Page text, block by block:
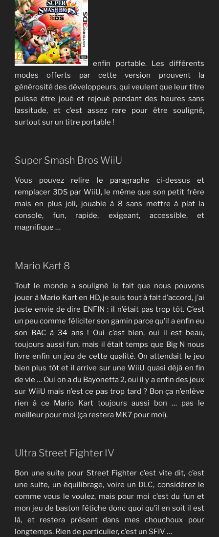
enfin portable. Les différents
modes offerts par cette version prouvent la
générosité des développeurs, qui veulent que leur titre
puisse être joué et rejoué pendant des heures sans
lassitude, et c’est assez rare pour être souligné,
surtout sur un titre portable !
Super Smash Bros WiiU
Vous pouvez relire le paragraphe ci-dessus et
remplacer 3DS par WiiU, le même que son petit frère
mais en plus joli, jouable à 8 sans mettre à plat la
console, fun, rapide, exigeant, accessible, et
magnifique …
Mario Kart 8
Tout le monde a souligné le fait que nous pouvons
jouer à Mario Kart en HD, je suis tout à fait d’accord, j’ai
juste envie de dire ENFIN : il n’était pas trop tôt. C’est
un peu comme féliciter son gamin parce qu’il a enfin eu
son BAC à 34 ans ! Oui c’est bien, oui il est beau,
toujours aussi fun, mais il était temps que Big N nous
livre enfin un jeu de cette qualité. On attendait le jeu
bien plus tôt et il arrive sur une WiiU quasi déjà en fin
de vie … Oui on a du Bayonetta 2, oui il y a enfin des jeux
sur WiiU mais n’est ce pas trop tard ? Bon ça n’enlève
rien à ce Mario Kart toujours aussi bon … pas le
meilleur pour moi (ça restera MK7 pour moi).
Ultra Street Fighter IV
Bon une suite pour Street Fighter c’est vite dit, c’est
une suite, un équilibrage, voire un DLC, considérez le
comme vous le voulez, mais pour moi c’est du fun et
mon jeu de baston fétiche donc quoi qu’il en soit il est
là, et restera présent dans mes chouchoux pour
longtemps. Rien de particulier, c’est un SFIV …